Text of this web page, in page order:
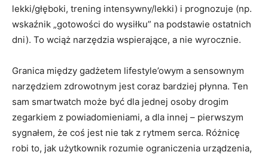
lekki/głęboki, trening intensywny/lekki) i prognozuje (np.
wskaźnik „gotowości do wysiłku” na podstawie ostatnich
dni). To wciąż narzędzia wspierające, a nie wyrocznie.
Granica między gadżetem lifestyle’owym a sensownym
narzędziem zdrowotnym jest coraz bardziej płynna. Ten
sam smartwatch może być dla jednej osoby drogim
zegarkiem z powiadomieniami, a dla innej – pierwszym
sygnałem, że coś jest nie tak z rytmem serca. Różnicę
robi to, jak użytkownik rozumie ograniczenia urządzenia,